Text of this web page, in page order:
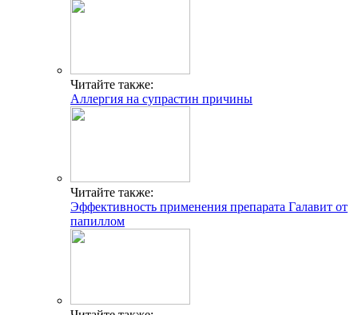
Читайте также:
Сыпь после антибиотиков у ребенка причины и
лечение